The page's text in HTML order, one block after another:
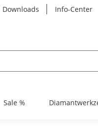
Downloads Info-Center
Sale %